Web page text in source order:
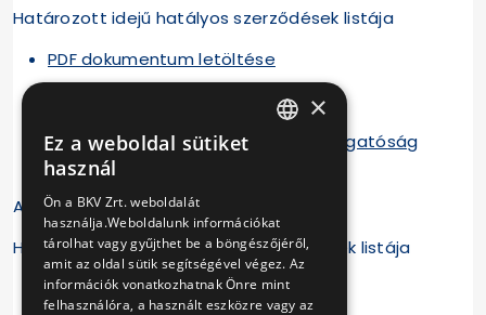
Határozott idejű hatályos szerződések listája
PDF dokumentum letöltése
PDF Fejlesztési és Koordinációs Igazgatóság
szerződései
A legutóbbi frissítés ideje: 2024.09.30.
Határozatlan idejű hatályos szerződések listája
PDF dokumentum letöltése
×
Ez a weboldal sütiket
használ
Ön a BKV Zrt. weboldalát
használja.Weboldalunk információkat
tárolhat vagy gyűjthet be a böngészőjéről,
amit az oldal sütik segítségével végez. Az
információk vonatkozhatnak Önre mint
felhasználóra, a használt eszközre vagy az